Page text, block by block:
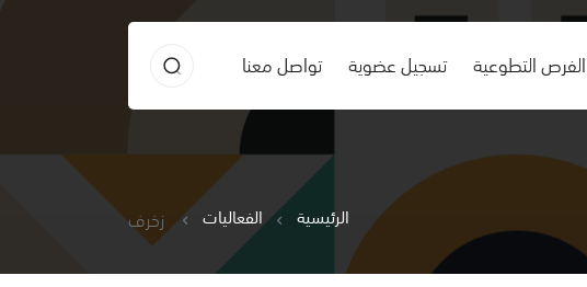
الفرص التطوعية تسجيل عضوية تواصل معنا
الرئيسية الفعاليات زخرف